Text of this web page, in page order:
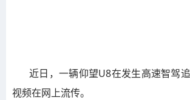
近日，一辆仰望U8在发生高速智驾
视频在网上流传。